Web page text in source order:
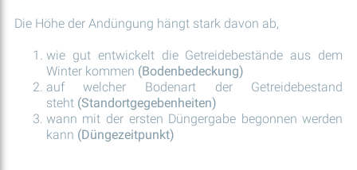
Die Höhe der Andüngung hängt stark davon ab,
wie gut entwickelt die Getreidebestände aus dem
Winter kommen (Bodenbedeckung)
auf welcher Bodenart der Getreidebestand
steht (Standortgegebenheiten)
wann mit der ersten Düngergabe begonnen werden
kann (Düngezeitpunkt)